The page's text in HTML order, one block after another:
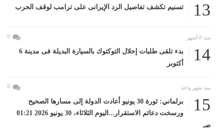
13 تسنيم تكشف تفاصيل الرد الإيرانى على ترامب لوقف الحرب
منذ 8 أشهر 0
14
بدء تلقى طلبات إحلال التوكتوك بالسيارة البديلة فى مدينة 6
أكتوبر
منذ شهر واحد 0
15
برلماني: ثورة 30 يونيو أعادت الدولة إلى مسارها الصحيح
ورسخت دعائم الاستقرار...اليوم الثلاثاء، 30 يونيو 2026 01:21
صـ